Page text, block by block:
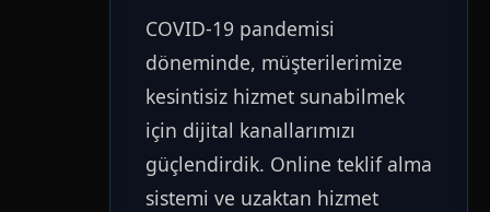
COVID-19 pandemisi
döneminde, müşterilerimize
kesintisiz hizmet sunabilmek
için dijital kanallarımızı
güçlendirdik. Online teklif alma
sistemi ve uzaktan hizmet